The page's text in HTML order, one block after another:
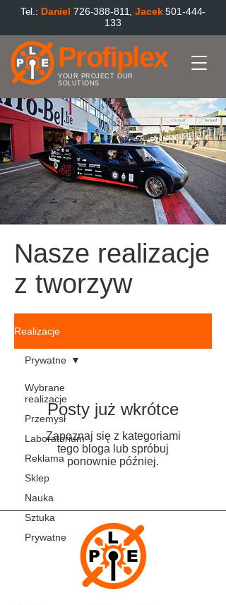
Tel.: Daniel 726-388-811 ,Jacek 501-444-
133
Profiplex
YOUR PROJECT OUR
SOLUTIONS
Nasze realizacje
z tworzyw
Realizacje
Wybrane
realizacje
Przemysł
Laboratorium
Reklama
Sklep
Nauka
Sztuka
Prywatne
Prywatne
Posty już wkrótce
Zapoznaj się z kategoriami
tego bloga lub spróbuj
ponownie później.